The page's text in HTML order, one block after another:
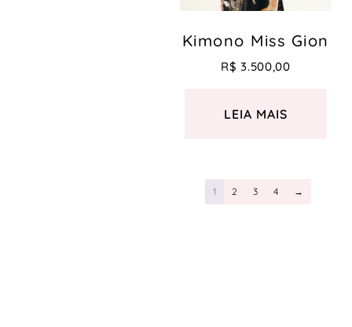
Kimono Miss Gion
R$ 3.500,00
LEIA MAIS
1 2 3 4 →